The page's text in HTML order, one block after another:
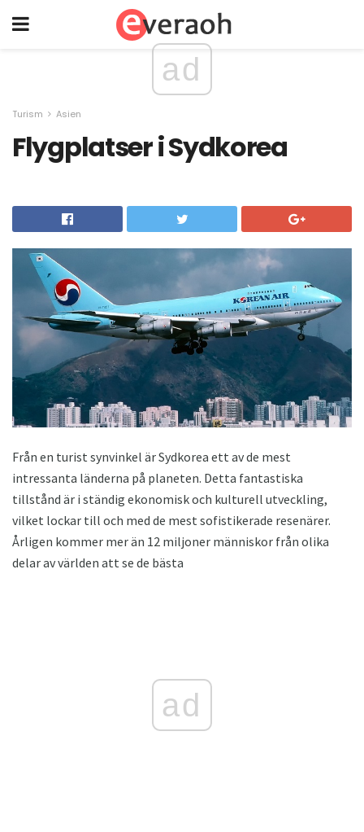
ad
Turism Asien
Flygplatser i Sydkorea
Från en turist synvinkel är Sydkorea ett av de mest
intressanta länderna på planeten. Detta fantastiska
tillstånd är i ständig ekonomisk och kulturell utveckling,
vilket lockar till och med de mest sofistikerade resenärer.
Årligen kommer mer än 12 miljoner människor från olika
delar av världen att se de bästa
ad